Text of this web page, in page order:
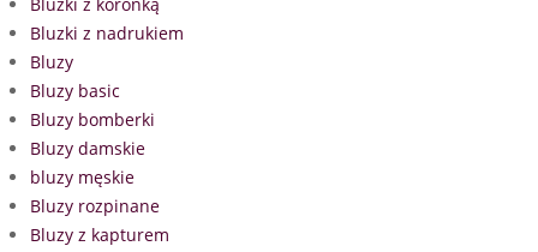
Bluzki z nadrukiem
Bluzy
Bluzy basic
Bluzy bomberki
Bluzy damskie
bluzy męskie
Bluzy rozpinane
Bluzy z kapturem